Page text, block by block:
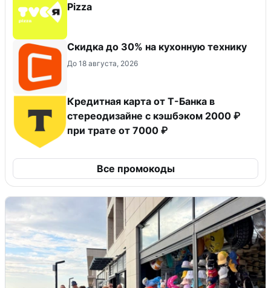
Pizza
Скидка до 30% на кухонную технику
До 18 августа, 2026
Кредитная карта от Т-Банка в
стереодизайне с кэшбэком 2000 ₽
при трате от 7000 ₽
Все промокоды